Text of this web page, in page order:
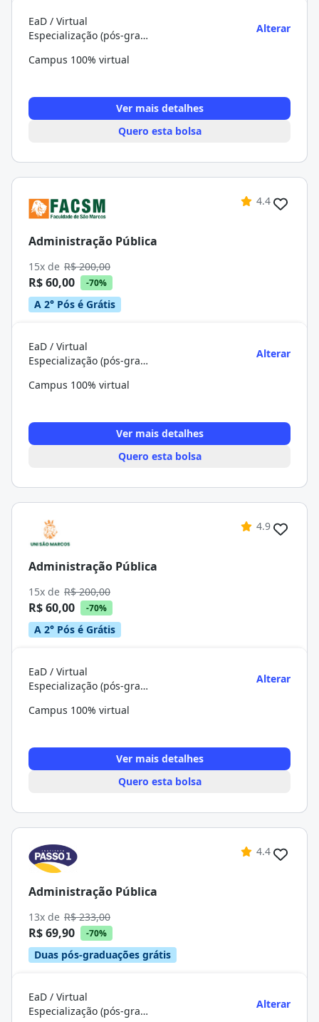
EaD / Virtual
Especialização (pós-graduação)
Alterar
Campus 100% virtual
Ver mais detalhes
Quero esta bolsa
4.4
Administração Pública
15x de R$ 200,00
R$ 60,00 -70%
A 2° Pós é Grátis
EaD / Virtual
Especialização (pós-graduação)
Alterar
Campus 100% virtual
Ver mais detalhes
Quero esta bolsa
4.9
Administração Pública
15x de R$ 200,00
R$ 60,00 -70%
A 2° Pós é Grátis
EaD / Virtual
Especialização (pós-graduação)
Alterar
Campus 100% virtual
Ver mais detalhes
Quero esta bolsa
4.4
Administração Pública
13x de R$ 233,00
R$ 69,90 -70%
Duas pós-graduações grátis
EaD / Virtual
Especialização (pós-graduação)
Alterar